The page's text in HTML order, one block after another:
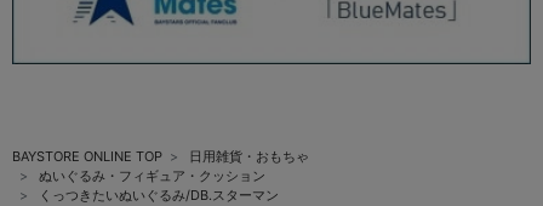
BAYSTORE ONLINE TOP
日用雑貨・おもちゃ
ぬいぐるみ・フィギュア・クッション
くっつきたいぬいぐるみ/DB.スターマン